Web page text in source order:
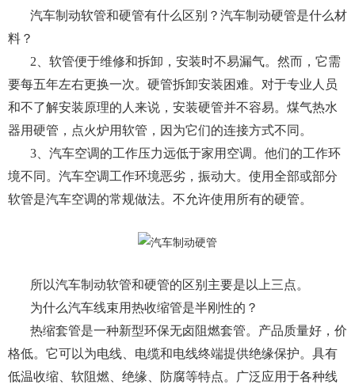
汽车制动软管和硬管有什么区别？汽车制动硬管是什么材
料？
2、软管便于维修和拆卸，安装时不易漏气。然而，它需
要每五年左右更换一次。硬管拆卸安装困难。对于专业人员
和不了解安装原理的人来说，安装硬管并不容易。煤气热水
器用硬管，点火炉用软管，因为它们的连接方式不同。
3、汽车空调的工作压力远低于家用空调。他们的工作环
境不同。汽车空调工作环境恶劣，振动大。使用全部或部分
软管是汽车空调的常规做法。不允许使用所有的硬管。
所以汽车制动软管和硬管的区别主要是以上三点。
为什么汽车线束用热收缩管是半刚性的？
热缩套管是一种新型环保无卤阻燃套管。产品质量好，价
格低。它可以为电线、电缆和电线终端提供绝缘保护。具有
低温收缩、软阻燃、绝缘、防腐等特点。广泛应用于各种线